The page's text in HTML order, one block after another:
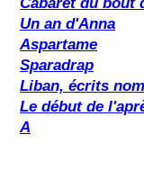
Un an d'Anna
Aspartame
Sparadrap
Liban, écrits
Le début de
A